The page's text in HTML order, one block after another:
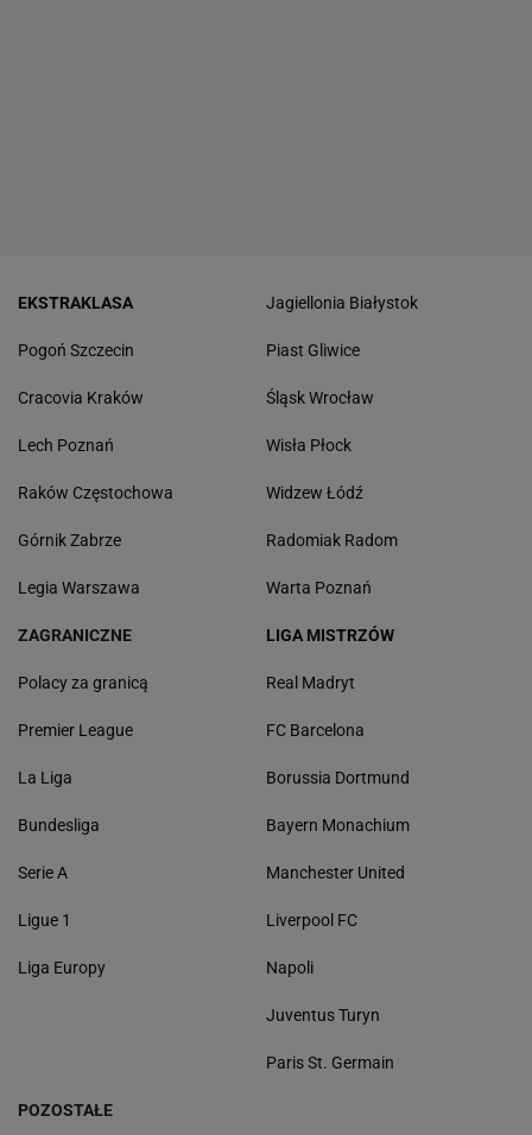
EKSTRAKLASA
Pogoń Szczecin
Cracovia Kraków
Lech Poznań
Raków Częstochowa
Górnik Zabrze
Legia Warszawa
Jagiellonia Białystok
Piast Gliwice
Śląsk Wrocław
Wisła Płock
Widzew Łódź
Radomiak Radom
Warta Poznań
ZAGRANICZNE
Polacy za granicą
Premier League
La Liga
Bundesliga
Serie A
Ligue 1
Liga Europy
LIGA MISTRZÓW
Real Madryt
FC Barcelona
Borussia Dortmund
Bayern Monachium
Manchester United
Liverpool FC
Napoli
Juventus Turyn
Paris St. Germain
POZOSTAŁE